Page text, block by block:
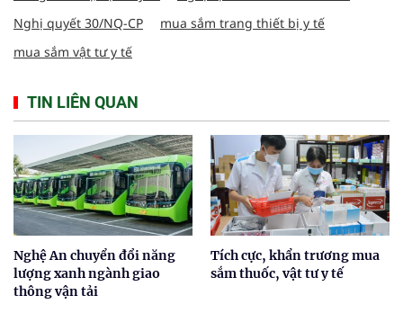
Nghị quyết 30/NQ-CP
mua sắm trang thiết bị y tế
mua sắm vật tư y tế
TIN LIÊN QUAN
Nghệ An chuyển đổi năng
lượng xanh ngành giao
thông vận tải
Tích cực, khẩn trương mua
sắm thuốc, vật tư y tế